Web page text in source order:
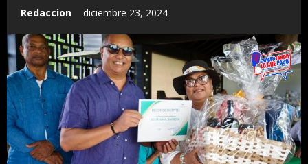
Redaccion diciembre 23, 2024